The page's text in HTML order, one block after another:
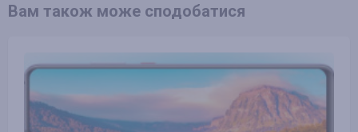
Вам також може сподобатися